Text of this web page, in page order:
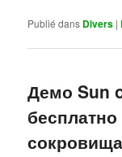
Publié dans Divers |
Демо Sun